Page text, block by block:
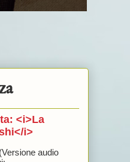
<i>La
i>
audio